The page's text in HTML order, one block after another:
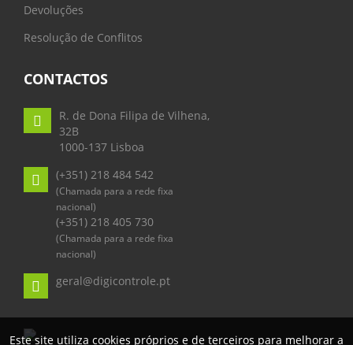
Devoluções
Resolução de Conflitos
CONTACTOS
R. de Dona Filipa de Vilhena,
32B
1000-137 Lisboa
(+351) 218 484 542
(Chamada para a rede fixa
nacional)
(+351) 218 405 730
(Chamada para a rede fixa
nacional)
geral@digicontrole.pt
Este site utiliza cookies próprios e de terceiros para melhorar a